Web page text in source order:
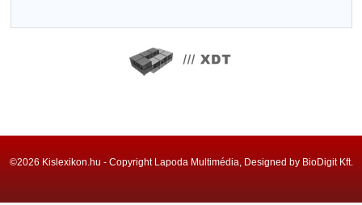
©2026 Kislexikon.hu - Copyright Lapoda Multimédia, Designed by BioDigit Kft.